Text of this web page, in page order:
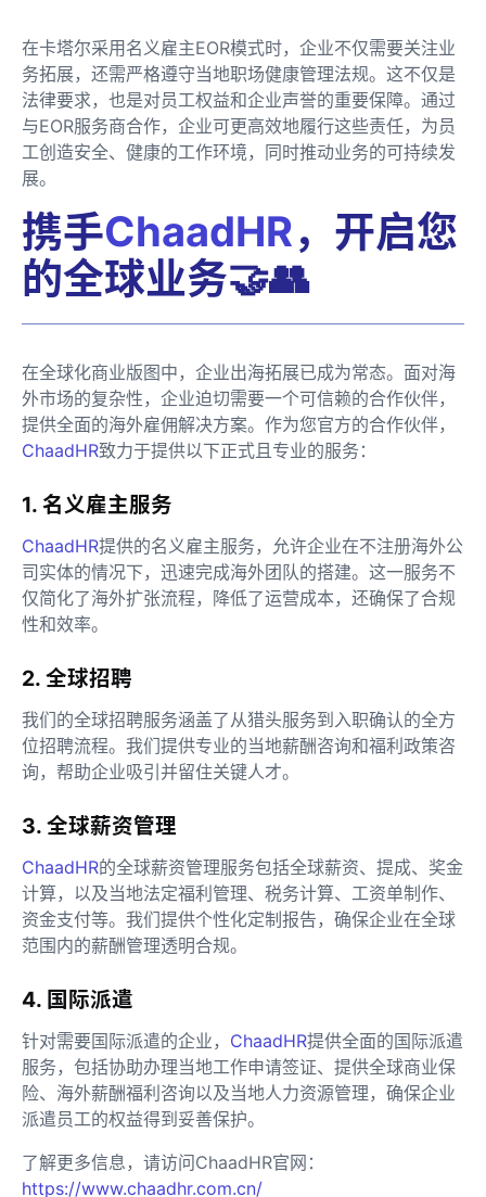
在卡塔尔采用名义雇主EOR模式时，企业不仅需要关注业
务拓展，还需严格遵守当地职场健康管理法规。这不仅是
法律要求，也是对员工权益和企业声誉的重要保障。通过
与EOR服务商合作，企业可更高效地履行这些责任，为员
工创造安全、健康的工作环境，同时推动业务的可持续发
展。
携手ChaadHR，开启您
的全球业务🤝👥
在全球化商业版图中，企业出海拓展已成为常态。面对海
外市场的复杂性，企业迫切需要一个可信赖的合作伙伴，
提供全面的海外雇佣解决方案。作为您官方的合作伙伴，
ChaadHR致力于提供以下正式且专业的服务：
1. 名义雇主服务
ChaadHR提供的名义雇主服务，允许企业在不注册海外公
司实体的情况下，迅速完成海外团队的搭建。这一服务不
仅简化了海外扩张流程，降低了运营成本，还确保了合规
性和效率。
2. 全球招聘
我们的全球招聘服务涵盖了从猎头服务到入职确认的全方
位招聘流程。我们提供专业的当地薪酬咨询和福利政策咨
询，帮助企业吸引并留住关键人才。
3. 全球薪资管理
ChaadHR的全球薪资管理服务包括全球薪资、提成、奖金
计算，以及当地法定福利管理、税务计算、工资单制作、
资金支付等。我们提供个性化定制报告，确保企业在全球
范围内的薪酬管理透明合规。
4. 国际派遣
针对需要国际派遣的企业， ChaadHR提供全面的国际派遣
服务，包括协助办理当地工作申请签证、提供全球商业保
险、海外薪酬福利咨询以及当地人力资源管理，确保企业
派遣员工的权益得到妥善保护。
了解更多信息，请访问ChaadHR官网：
https://www.chaadhr.com.cn/